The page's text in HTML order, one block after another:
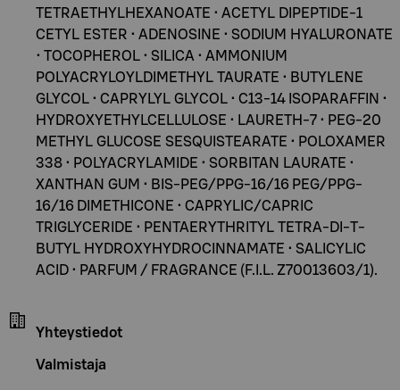
TETRAETHYLHEXANOATE • ACETYL DIPEPTIDE-1
CETYL ESTER • ADENOSINE • SODIUM HYALURONATE
• TOCOPHEROL • SILICA • AMMONIUM
POLYACRYLOYLDIMETHYL TAURATE • BUTYLENE
GLYCOL • CAPRYLYL GLYCOL • C13-14 ISOPARAFFIN •
HYDROXYETHYLCELLULOSE • LAURETH-7 • PEG-20
METHYL GLUCOSE SESQUISTEARATE • POLOXAMER
338 • POLYACRYLAMIDE • SORBITAN LAURATE •
XANTHAN GUM • BIS-PEG/PPG-16/16 PEG/PPG-
16/16 DIMETHICONE • CAPRYLIC/CAPRIC
TRIGLYCERIDE • PENTAERYTHRITYL TETRA-DI-T-
BUTYL HYDROXYHYDROCINNAMATE • SALICYLIC
ACID • PARFUM / FRAGRANCE (F.I.L. Z70013603/1).
Yhteystiedot
Valmistaja